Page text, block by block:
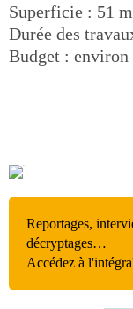
Superficie : 51
Durée des
Budget : environ
Reportages,
décryptages…
Accédez à